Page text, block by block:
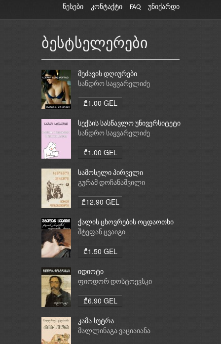
წესები კონტაქტი FAQ უნიქარდი
ბესტსელერები
მეძავის დღიურები
სანდრო საყვარელიძე
₾1.00 GEL
სექსის სასწავლო უნივერსიტეტი
სანდრო საყვარელიძე
₾1.00 GEL
სამოსელი პირველი
გურამ დოჩანაშვილი
₾12.90 GEL
ქალის ცხოვრების ოცდაოთხი
საათი
შტეფან ცვაიგი
₾1.50 GEL
იდიოტი
ფიოდორ დოსტოევსკი
₾6.90 GEL
კამა-სუტრა
მალლინაგა ვაციაიანა